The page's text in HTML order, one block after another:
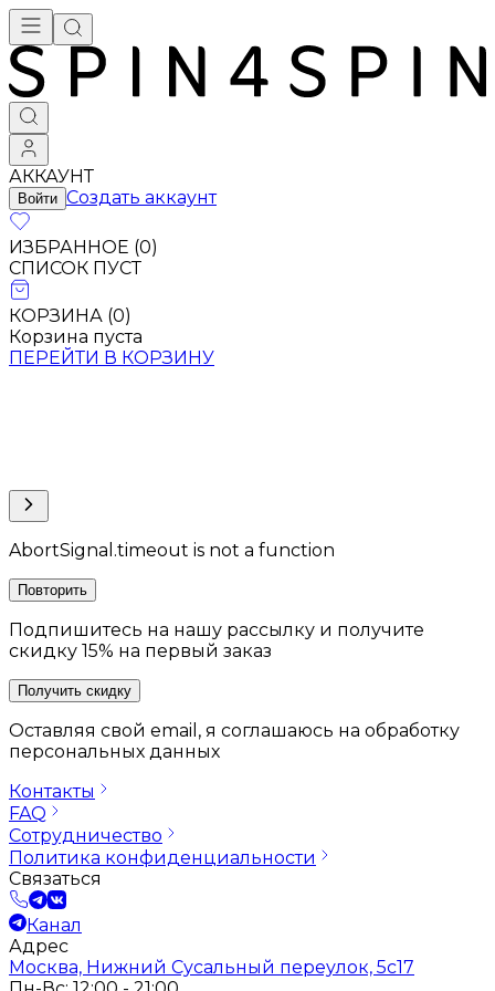
АККАУНТ
Войти Создать аккаунт
ИЗБРАННОЕ (0)
СПИСОК ПУСТ
КОРЗИНА (0)
Корзина пуста
ПЕРЕЙТИ В КОРЗИНУ
AbortSignal.timeout is not a function
Повторить
Подпишитесь на нашу рассылку и получите
скидку 15% на первый заказ
Получить скидку
Оставляя свой email, я соглашаюсь на обработку
персональных данных
Контакты
FAQ
Сотрудничество
Политика конфиденциальности
Связаться
Канал
Адрес
Москва, Нижний Сусальный переулок, 5с17